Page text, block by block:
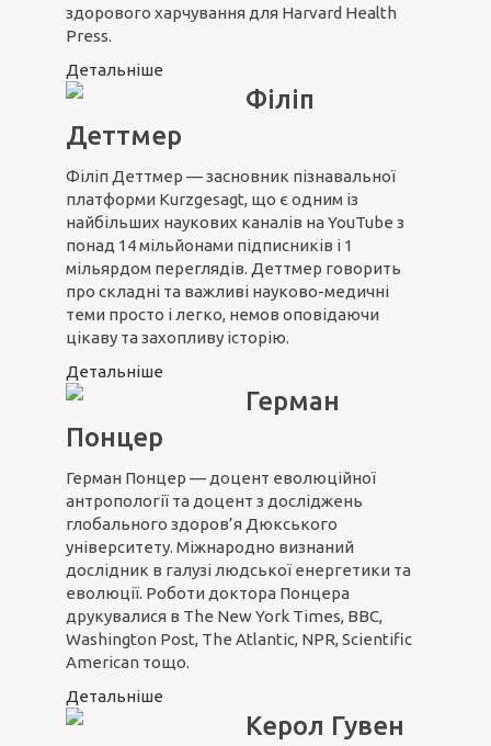
здорового харчування для Harvard Health
Press.
Детальніше
Філіп
Деттмер
Філіп Деттмер — засновник пізнавальної
платформи Kurzgesagt, що є одним із
найбільших наукових каналів на YouTube з
понад 14 мільйонами підписників і 1
мільярдом переглядів. Деттмер говорить
про складні та важливі науково-медичні
теми просто і легко, немов оповідаючи
цікаву та захопливу історію.
Детальніше
Герман
Понцер
Герман Понцер — доцент еволюційної
антропології та доцент з досліджень
глобального здоров’я Дюкського
університету. Міжнародно визнаний
дослідник в галузі людської енергетики та
еволюції. Роботи доктора Понцера
друкувалися в The New York Times, BBC,
Washington Post, The Atlantic, NPR, Scientific
American тощо.
Детальніше
Керол Гувен